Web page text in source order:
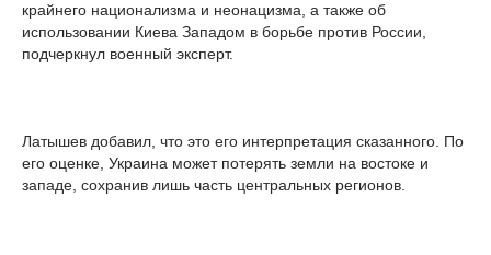
крайнего национализма и неонацизма, а также об
использовании Киева Западом в борьбе против России,
подчеркнул военный эксперт.
Латышев добавил, что это его интерпретация сказанного. По
его оценке, Украина может потерять земли на востоке и
западе, сохранив лишь часть центральных регионов.